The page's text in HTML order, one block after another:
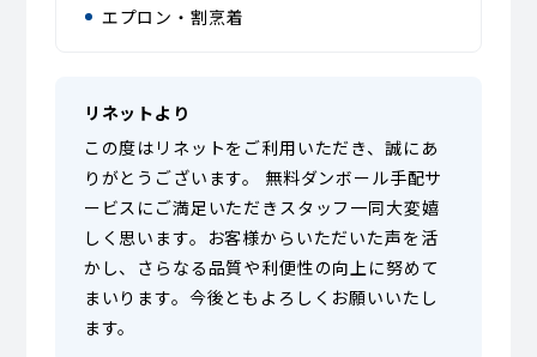
エプロン・割烹着
リネットより
この度はリネットをご利用いただき、誠にあ
りがとうございます。 無料ダンボール手配サ
ービスにご満足いただきスタッフ一同大変嬉
しく思います。お客様からいただいた声を活
かし、さらなる品質や利便性の向上に努めて
まいります。今後ともよろしくお願いいたし
ます。